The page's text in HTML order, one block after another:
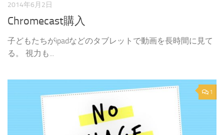
2014年6月2日
Chromecast購入
子どもたちがipadなどのタブレットで動画を長時間に見て
る。 視力も...
1